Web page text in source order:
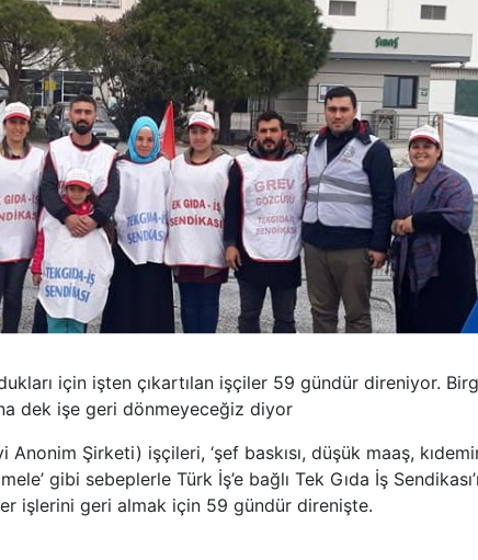
için işten çıkartılan işçiler 59 gündür direniyor.
dek işe geri dönmeyeceğiz diyor
Anonim Şirketi) işçileri, ‘şef baskısı, düşük maaş,
gibi sebeplerle Türk İş’e bağlı Tek Gıda İş
işlerini geri almak için 59 gündür direnişte.